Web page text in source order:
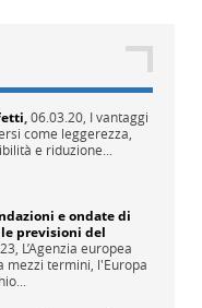
,06.03.20, I vantaggi
come leggerezza,
e riduzione...
e ondate di
previsioni del
L’Agenzia europea
mezzi termini, l'Europa